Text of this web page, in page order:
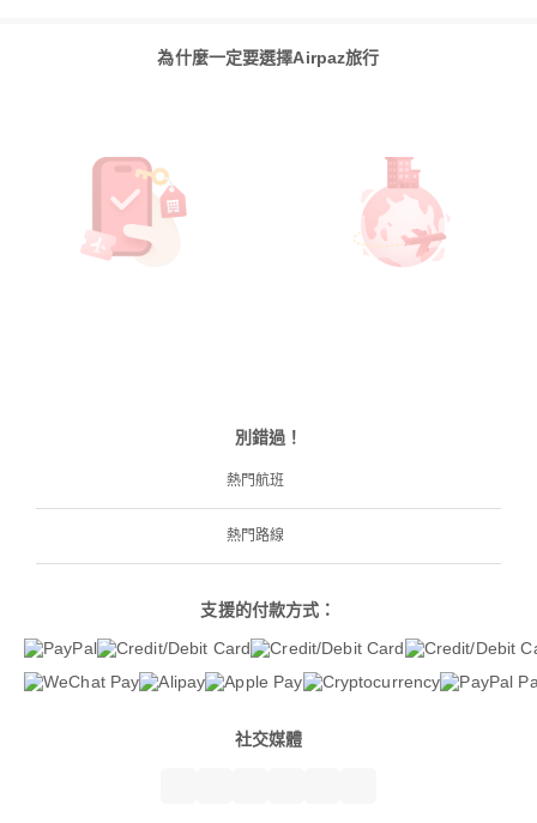
為什麼一定要選擇Airpaz旅行
別錯過！
熱門航班
熱門路線
支援的付款方式：
社交媒體